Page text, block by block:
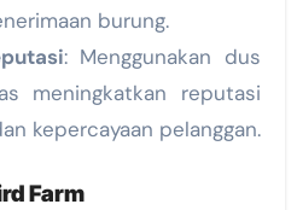
burung.
: Menggunakan dus
meningkatkan reputasi
kepercayaan pelanggan.
Farm